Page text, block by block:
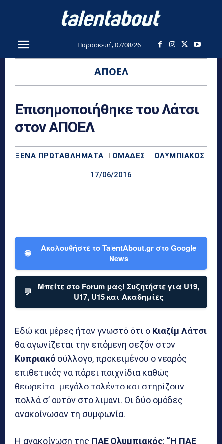
Παρασκευή, 07/08/26
ΑΠΟΕΛ
Επισημοποιήθηκε του Λάτσι
στον ΑΠΟΕΛ
ΞΈΝΑ ΠΡΩΤΑΘΛΉΜΑΤΑ ΟΜΆΔΕΣ ΟΛΥΜΠΙΑΚΌΣ
17/06/2016
🌐
Ακολουθήστε το TalentAbout.gr στο Google
News
💬
Μπείτε στο Forum μας! Συζητήστε για U19,
U17, U15 και Ακαδημίες
Εδώ και μέρες ήταν γνωστό ότι ο Κιαζίμ Λάτσι
θα αγωνίζεται την επόμενη σεζόν στον
Κυπριακό σύλλογο, προκειμένου ο νεαρός
επιθετικός να πάρει παιχνίδια καθώς
θεωρείται μεγάλο ταλέντο και στηρίζουν
πολλά σ’ αυτόν στο λιμάνι. Οι δύο ομάδες
ανακοίνωσαν τη συμφωνία.
Η ανακοίνωση της ΠΑΕ Ολυμπιακός: “Η ΠΑΕ